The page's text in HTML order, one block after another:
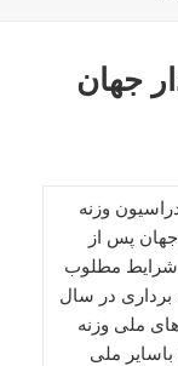
جهان
وزنه
جهان پس از
با شرایط مطلوب
برداری در سال
تیم های ملی وزنه
ملی